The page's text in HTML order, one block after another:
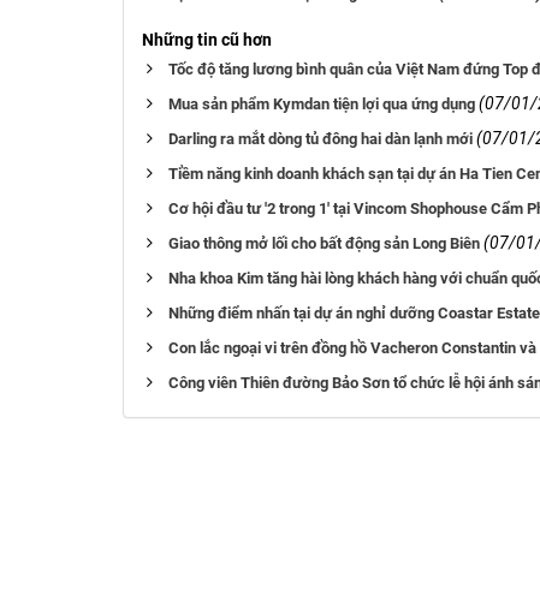
Những tin cũ hơn
Tốc độ tăng lương bình quân của Việt Nam đứng Top
Mua sản phẩm Kymdan tiện lợi qua ứng dụng (07/01/
Darling ra mắt dòng tủ đông hai dàn lạnh mới (07/01/
Tiềm năng kinh doanh khách sạn tại dự án Ha Tien
Cơ hội đầu tư '2 trong 1' tại Vincom Shophouse Cẩm
Giao thông mở lối cho bất động sản Long Biên (07/
Nha khoa Kim tăng hài lòng khách hàng với chuẩn
Những điểm nhấn tại dự án nghỉ dưỡng Coastar
Con lắc ngoại vi trên đồng hồ Vacheron Constantin và
Công viên Thiên đường Bảo Sơn tổ chức lễ hội ánh